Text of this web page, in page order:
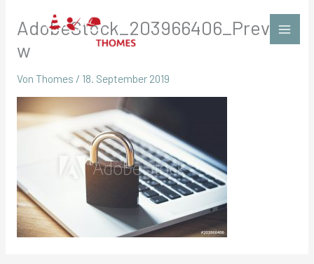
InhaltAdobeStock_203966406_Previe
w
Von Thomes / 18. September 2019